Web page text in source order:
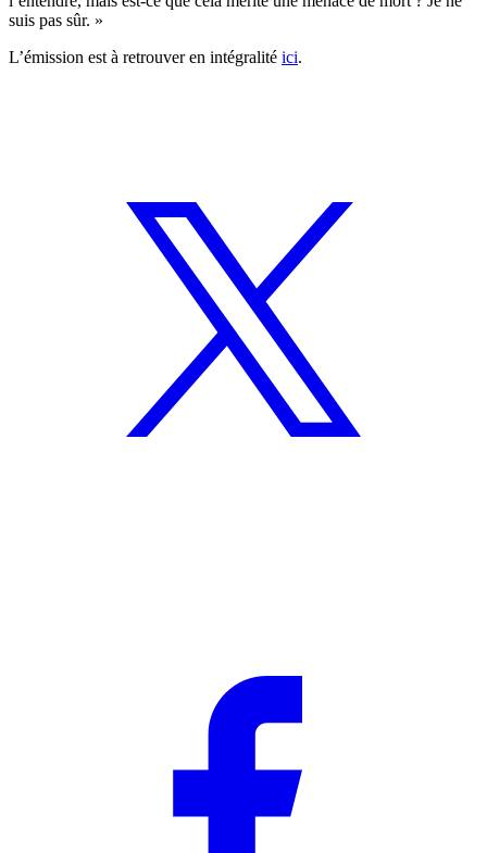
suis pas sûr. »
L’émission est à retrouver en intégralité ici.